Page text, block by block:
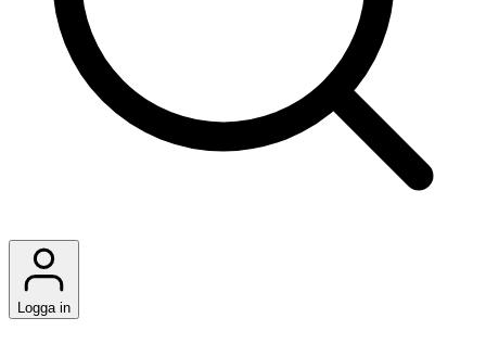
Logga in